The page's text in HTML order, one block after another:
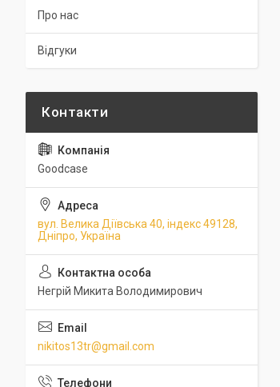
Про нас
Відгуки
Goodcase
вул. Велика Діївська 40, індекс 49128,
Дніпро, Україна
Негрій Микита Володимирович
nikitos13tr@gmail.com